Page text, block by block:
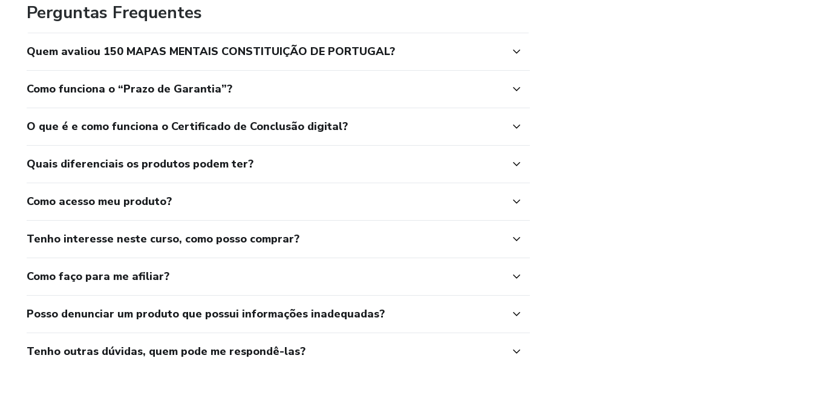
Perguntas Frequentes
Quem avaliou 150 MAPAS MENTAIS CONSTITUIÇÃO DE PORTUGAL?
Como funciona o “Prazo de Garantia”?
O que é e como funciona o Certificado de Conclusão digital?
Quais diferenciais os produtos podem ter?
Como acesso meu produto?
Tenho interesse neste curso, como posso comprar?
Como faço para me afiliar?
Posso denunciar um produto que possui informações inadequadas?
Tenho outras dúvidas, quem pode me respondê-las?